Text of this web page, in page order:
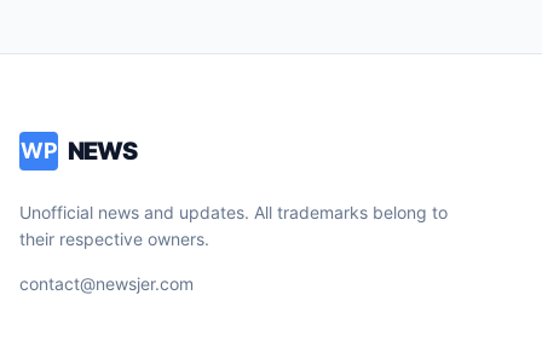
WP NEWS
Unofficial news and updates. All trademarks belong to
their respective owners.
contact@newsjer.com